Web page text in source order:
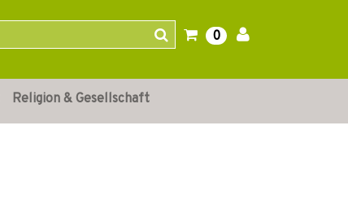
0
Religion & Gesellschaft